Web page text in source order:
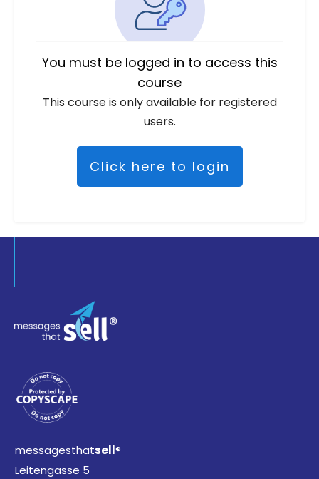
You must be logged in to access this
course
This course is only available for registered
users.
Click here to login
messagesthatsell®
Leitengasse 5